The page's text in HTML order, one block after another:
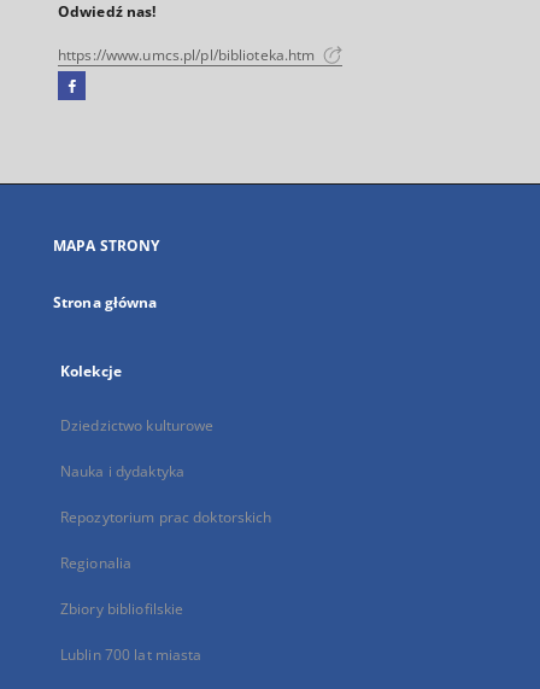
Odwiedź nas!
https://www.umcs.pl/pl/biblioteka.htm
Facebook
się
karcie
MAPA STRONY
Strona główna
Kolekcje
Dziedzictwo kulturowe
Nauka i dydaktyka
Repozytorium prac doktorskich
Regionalia
Zbiory bibliofilskie
Lublin 700 lat miasta